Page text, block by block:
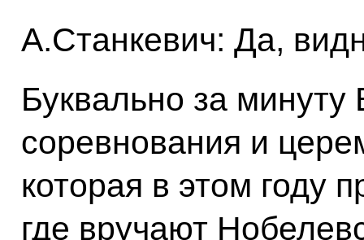
А.Станкевич: Да,
Буквально за
соревнования и
которая в этом году
где вручают